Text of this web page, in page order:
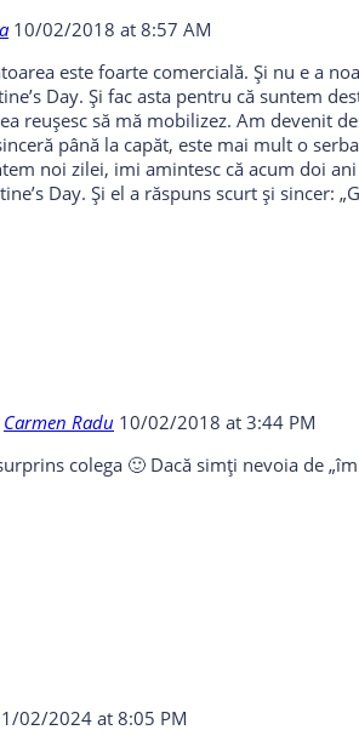
10/02/2018 at 8:57 AM
este foarte comercială. Și nu e a
Day. Și fac asta pentru că suntem
reușesc să mă mobilizez. Am devenit
până la capăt, este mai mult o
noi zilei, imi amintesc că acum doi
Day. Și el a răspuns scurt și sincer:
Carmen Radu 10/02/2018 at 3:44 PM
colega 🙂 Dacă simți nevoia de
02/2024 at 8:05 PM